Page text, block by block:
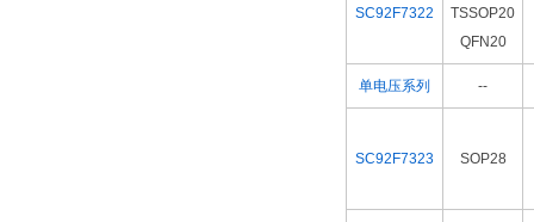
SC92F7322
TSSOP20
QFN20
单电压系列 --
SC92F7323 SOP28